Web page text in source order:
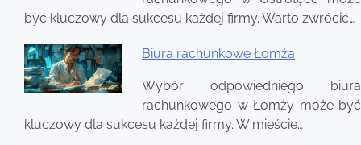
być kluczowy dla sukcesu każdej firmy. Warto zwrócić…
Biura rachunkowe Łomża
Wybór odpowiedniego biura
rachunkowego w Łomży może być
kluczowy dla sukcesu każdej firmy. W mieście…